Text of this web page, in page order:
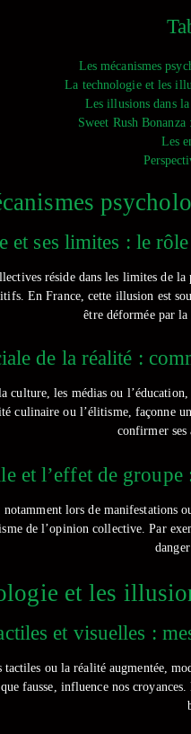
Les mécanismes
La technologie et les
Les illusions dans
Sweet Rush
Les
et ses limites : le
réside dans les limites
En France, cette illusion est
être déformée par la
de la réalité :
culture, les médias ou
culinaire ou l’élitisme, façonne
confirmer ses
et l’effet de
lors de manifestations
de l’opinion collective. Par
et les
et visuelles :
tactiles ou la réalité augmentée,
fausse, influence nos